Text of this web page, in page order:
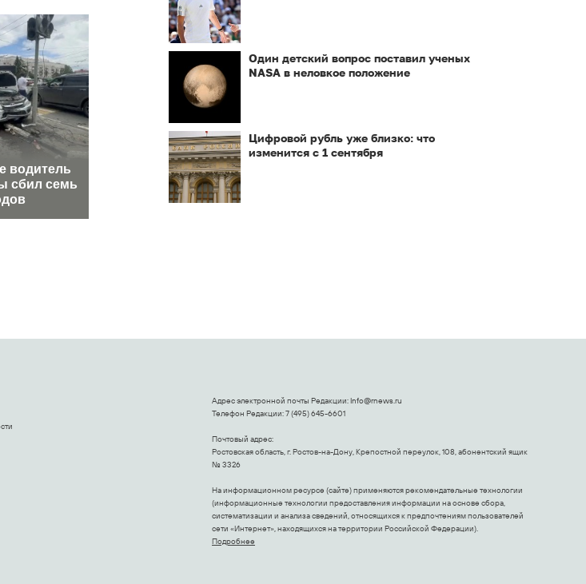
водитель
сбил семь
Литва готова
отдать миллионы,
чтобы не
принимать
мигрантов
Во Франции ввели
Один детский вопрос поставил ученых
NASA в неловкое положение
Цифровой рубль уже близко: что
изменится с 1 сентября
Адрес электронной почты Редакции:Info@rnews.ru
Телефон Редакции: 7 (495) 645-6601
Почтовый адрес:
Ростовская область, г. Ростов-на-Дону, Крепостной переулок, 108, абонентский ящик
№ 3326
На информационном ресурсе (сайте) применяются рекомендательные технологии
(информационные технологии предоставления информации на основе сбора,
систематизации и анализа сведений, относящихся к предпочтениям пользователей
сети «Интернет», находящихся на территории Российской Федерации).
Подробнее